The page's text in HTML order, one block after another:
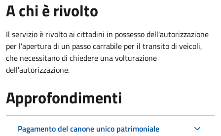
A chi è rivolto
Il servizio è rivolto ai cittadini in possesso dell'autorizzazione
per l'apertura di un passo carrabile per il transito di veicoli,
che necessitano di chiedere una volturazione
dell'autorizzazione.
Approfondimenti
Pagamento del canone unico patrimoniale